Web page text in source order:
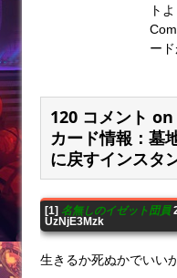
ト
ー
120 コメント
カード情報：墓
に戻すインスタ
[1] 名無しのイゼット団員
UzNjE3Mzk
生きるか死ぬかでいい